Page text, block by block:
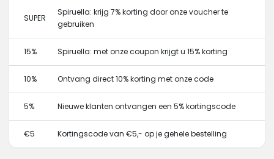
SUPER
Spiruella: krijg 7% korting door onze voucher te
gebruiken
15% Spiruella: met onze coupon krijgt u 15% korting
10% Ontvang direct 10% korting met onze code
5% Nieuwe klanten ontvangen een 5% kortingscode
€5 Kortingscode van €5,- op je gehele bestelling